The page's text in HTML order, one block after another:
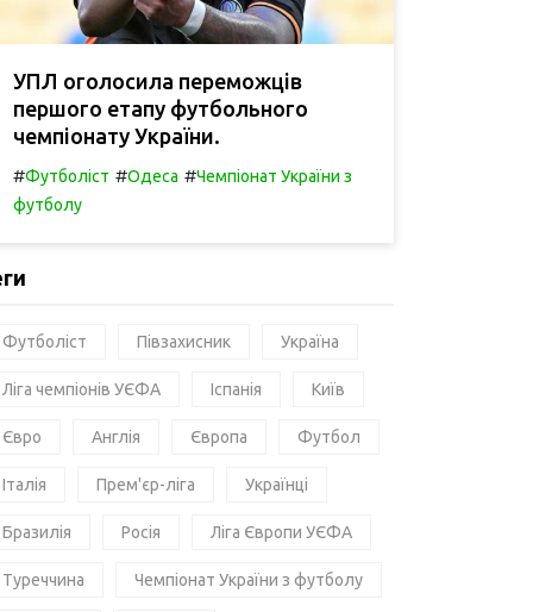
УПЛ оголосила переможців
першого етапу футбольного
чемпіонату України.
#Футболіст #Одеса #Чемпіонат України з
футболу
Футболіст Півзахисник Україна
Ліга чемпіонів УЄФА Іспанія Київ
Євро Англія Європа Футбол
Італія Прем'єр-ліга Українці
Бразилія Росія Ліга Європи УЄФА
Туреччина Чемпіонат України з футболу